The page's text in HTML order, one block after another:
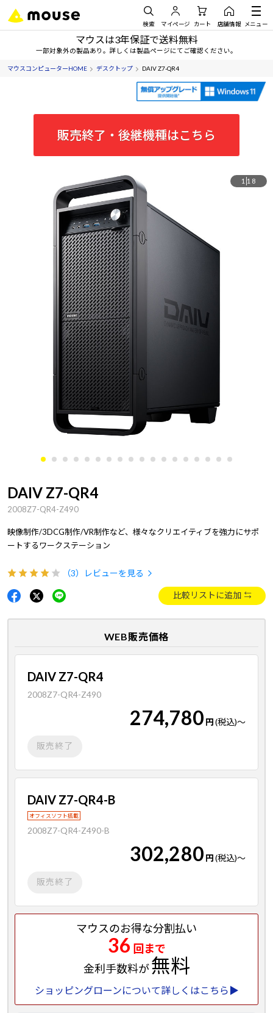
検索 マイページ カート 店舗情報 メニュー
マウスは3年保証で送料無料
一部対象外の製品あり。詳しくは製品ページにてご確認ください。
マウスコンピューターHOME デスクトップ DAIV Z7-QR4
販売終了・後継機種はこちら
1 18
DAIV Z7-QR4
2008Z7-QR4-Z490
映像制作/3DCG制作/VR制作など、様々なクリエイティブを強力にサポ
ートするワークステーション
（3） レビューを見る
比較リストに追加
WEB販売価格
DAIV Z7-QR4
2008Z7-QR4-Z490
274,780 円(税込)～
販売終了
DAIV Z7-QR4-B
オフィスソフト搭載
2008Z7-QR4-Z490-B
302,280 円(税込)～
販売終了
マウスのお得な分割払い
36 回まで
金利手数料が無料
ショッピングローンについて詳しくはこちら▶